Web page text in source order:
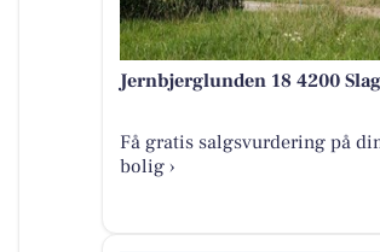
Jernbjerglunden 18 4200
Få gratis salgsvurdering på
bolig ›